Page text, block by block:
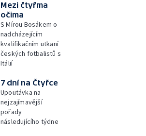
Mezi čtyřma
očima
S Mírou Bosákem o
nadcházejícím
kvalifikačním utkaní
českých fotbalistů s
Itálií
7 dní na Čtyřce
Upoutávka na
nejzajímavější
pořady
následujícího týdne